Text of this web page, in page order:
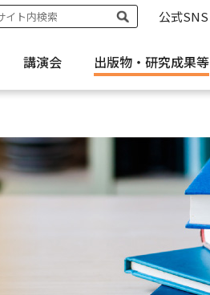
公式SNS
講演会 出版物・ 研究成果等